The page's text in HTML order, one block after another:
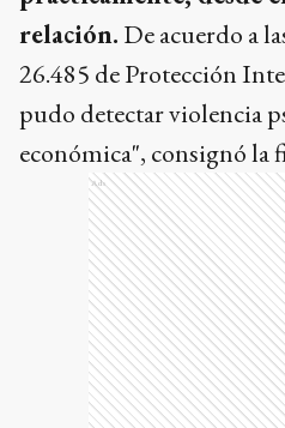
relación. De acuerdo a
26.485 de Protección
pudo detectar violencia
económica", consignó la
Ads